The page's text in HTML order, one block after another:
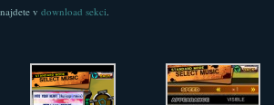
v download sekci.